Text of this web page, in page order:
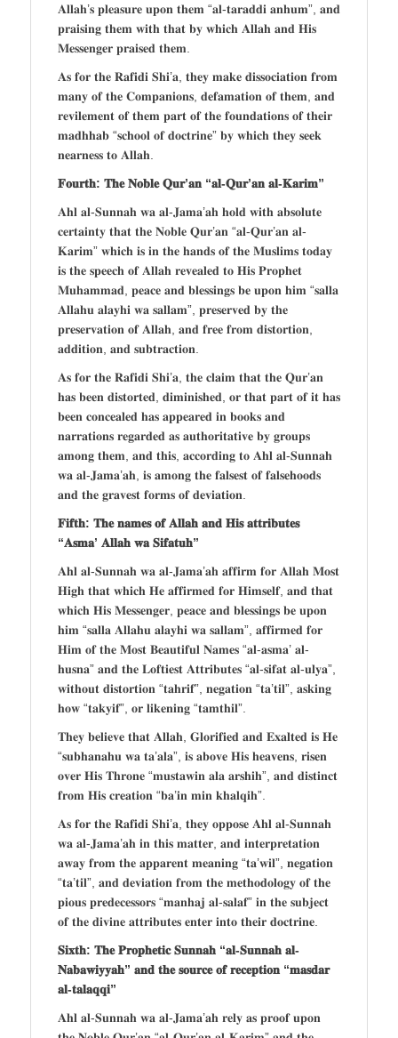
𝐀𝐥𝐥𝐚𝐡’𝐬 𝐩𝐥𝐞𝐚𝐬𝐮𝐫𝐞 𝐮𝐩𝐨𝐧 𝐭𝐡𝐞𝐦 “𝐚𝐥-𝐭𝐚𝐫𝐚𝐝𝐝𝐢 𝐚𝐧𝐡𝐮𝐦”, 𝐚𝐧𝐝
𝐩𝐫𝐚𝐢𝐬𝐢𝐧𝐠 𝐭𝐡𝐞𝐦 𝐰𝐢𝐭𝐡 𝐭𝐡𝐚𝐭 𝐛𝐲 𝐰𝐡𝐢𝐜𝐡 𝐀𝐥𝐥𝐚𝐡 𝐚𝐧𝐝 𝐇𝐢𝐬
𝐌𝐞𝐬𝐬𝐞𝐧𝐠𝐞𝐫 𝐩𝐫𝐚𝐢𝐬𝐞𝐝 𝐭𝐡𝐞𝐦.
𝐀𝐬 𝐟𝐨𝐫 𝐭𝐡𝐞 𝐑𝐚𝐟𝐢𝐝𝐢 𝐒𝐡𝐢’𝐚, 𝐭𝐡𝐞𝐲 𝐦𝐚𝐤𝐞 𝐝𝐢𝐬𝐬𝐨𝐜𝐢𝐚𝐭𝐢𝐨𝐧 𝐟𝐫𝐨𝐦
𝐦𝐚𝐧𝐲 𝐨𝐟 𝐭𝐡𝐞 𝐂𝐨𝐦𝐩𝐚𝐧𝐢𝐨𝐧𝐬, 𝐝𝐞𝐟𝐚𝐦𝐚𝐭𝐢𝐨𝐧 𝐨𝐟 𝐭𝐡𝐞𝐦, 𝐚𝐧𝐝
𝐫𝐞𝐯𝐢𝐥𝐞𝐦𝐞𝐧𝐭 𝐨𝐟 𝐭𝐡𝐞𝐦 𝐩𝐚𝐫𝐭 𝐨𝐟 𝐭𝐡𝐞 𝐟𝐨𝐮𝐧𝐝𝐚𝐭𝐢𝐨𝐧𝐬 𝐨𝐟 𝐭𝐡𝐞𝐢𝐫
𝐦𝐚𝐝𝐡𝐡𝐚𝐛 “𝐬𝐜𝐡𝐨𝐨𝐥 𝐨𝐟 𝐝𝐨𝐜𝐭𝐫𝐢𝐧𝐞” 𝐛𝐲 𝐰𝐡𝐢𝐜𝐡 𝐭𝐡𝐞𝐲 𝐬𝐞𝐞𝐤
𝐧𝐞𝐚𝐫𝐧𝐞𝐬𝐬 𝐭𝐨 𝐀𝐥𝐥𝐚𝐡.
𝐅𝐨𝐮𝐫𝐭𝐡: 𝐓𝐡𝐞 𝐍𝐨𝐛𝐥𝐞 𝐐𝐮𝐫’𝐚𝐧 “𝐚𝐥-𝐐𝐮𝐫’𝐚𝐧 𝐚𝐥-𝐊𝐚𝐫𝐢𝐦”
𝐀𝐡𝐥 𝐚𝐥-𝐒𝐮𝐧𝐧𝐚𝐡 𝐰𝐚 𝐚𝐥-𝐉𝐚𝐦𝐚’𝐚𝐡 𝐡𝐨𝐥𝐝 𝐰𝐢𝐭𝐡 𝐚𝐛𝐬𝐨𝐥𝐮𝐭𝐞
𝐜𝐞𝐫𝐭𝐚𝐢𝐧𝐭𝐲 𝐭𝐡𝐚𝐭 𝐭𝐡𝐞 𝐍𝐨𝐛𝐥𝐞 𝐐𝐮𝐫’𝐚𝐧 “𝐚𝐥-𝐐𝐮𝐫’𝐚𝐧 𝐚𝐥-
𝐊𝐚𝐫𝐢𝐦” 𝐰𝐡𝐢𝐜𝐡 𝐢𝐬 𝐢𝐧 𝐭𝐡𝐞 𝐡𝐚𝐧𝐝𝐬 𝐨𝐟 𝐭𝐡𝐞 𝐌𝐮𝐬𝐥𝐢𝐦𝐬 𝐭𝐨𝐝𝐚𝐲
𝐢𝐬 𝐭𝐡𝐞 𝐬𝐩𝐞𝐞𝐜𝐡 𝐨𝐟 𝐀𝐥𝐥𝐚𝐡 𝐫𝐞𝐯𝐞𝐚𝐥𝐞𝐝 𝐭𝐨 𝐇𝐢𝐬 𝐏𝐫𝐨𝐩𝐡𝐞𝐭
𝐌𝐮𝐡𝐚𝐦𝐦𝐚𝐝, 𝐩𝐞𝐚𝐜𝐞 𝐚𝐧𝐝 𝐛𝐥𝐞𝐬𝐬𝐢𝐧𝐠𝐬 𝐛𝐞 𝐮𝐩𝐨𝐧 𝐡𝐢𝐦 “𝐬𝐚𝐥𝐥𝐚
𝐀𝐥𝐥𝐚𝐡𝐮 𝐚𝐥𝐚𝐲𝐡𝐢 𝐰𝐚 𝐬𝐚𝐥𝐥𝐚𝐦”, 𝐩𝐫𝐞𝐬𝐞𝐫𝐯𝐞𝐝 𝐛𝐲 𝐭𝐡𝐞
𝐩𝐫𝐞𝐬𝐞𝐫𝐯𝐚𝐭𝐢𝐨𝐧 𝐨𝐟 𝐀𝐥𝐥𝐚𝐡, 𝐚𝐧𝐝 𝐟𝐫𝐞𝐞 𝐟𝐫𝐨𝐦 𝐝𝐢𝐬𝐭𝐨𝐫𝐭𝐢𝐨𝐧,
𝐚𝐝𝐝𝐢𝐭𝐢𝐨𝐧, 𝐚𝐧𝐝 𝐬𝐮𝐛𝐭𝐫𝐚𝐜𝐭𝐢𝐨𝐧.
𝐀𝐬 𝐟𝐨𝐫 𝐭𝐡𝐞 𝐑𝐚𝐟𝐢𝐝𝐢 𝐒𝐡𝐢’𝐚, 𝐭𝐡𝐞 𝐜𝐥𝐚𝐢𝐦 𝐭𝐡𝐚𝐭 𝐭𝐡𝐞 𝐐𝐮𝐫’𝐚𝐧
𝐡𝐚𝐬 𝐛𝐞𝐞𝐧 𝐝𝐢𝐬𝐭𝐨𝐫𝐭𝐞𝐝, 𝐝𝐢𝐦𝐢𝐧𝐢𝐬𝐡𝐞𝐝, 𝐨𝐫 𝐭𝐡𝐚𝐭 𝐩𝐚𝐫𝐭 𝐨𝐟 𝐢𝐭 𝐡𝐚𝐬
𝐛𝐞𝐞𝐧 𝐜𝐨𝐧𝐜𝐞𝐚𝐥𝐞𝐝 𝐡𝐚𝐬 𝐚𝐩𝐩𝐞𝐚𝐫𝐞𝐝 𝐢𝐧 𝐛𝐨𝐨𝐤𝐬 𝐚𝐧𝐝
𝐧𝐚𝐫𝐫𝐚𝐭𝐢𝐨𝐧𝐬 𝐫𝐞𝐠𝐚𝐫𝐝𝐞𝐝 𝐚𝐬 𝐚𝐮𝐭𝐡𝐨𝐫𝐢𝐭𝐚𝐭𝐢𝐯𝐞 𝐛𝐲 𝐠𝐫𝐨𝐮𝐩𝐬
𝐚𝐦𝐨𝐧𝐠 𝐭𝐡𝐞𝐦, 𝐚𝐧𝐝 𝐭𝐡𝐢𝐬, 𝐚𝐜𝐜𝐨𝐫𝐝𝐢𝐧𝐠 𝐭𝐨 𝐀𝐡𝐥 𝐚𝐥-𝐒𝐮𝐧𝐧𝐚𝐡
𝐰𝐚 𝐚𝐥-𝐉𝐚𝐦𝐚’𝐚𝐡, 𝐢𝐬 𝐚𝐦𝐨𝐧𝐠 𝐭𝐡𝐞 𝐟𝐚𝐥𝐬𝐞𝐬𝐭 𝐨𝐟 𝐟𝐚𝐥𝐬𝐞𝐡𝐨𝐨𝐝𝐬
𝐚𝐧𝐝 𝐭𝐡𝐞 𝐠𝐫𝐚𝐯𝐞𝐬𝐭 𝐟𝐨𝐫𝐦𝐬 𝐨𝐟 𝐝𝐞𝐯𝐢𝐚𝐭𝐢𝐨𝐧.
𝐅𝐢𝐟𝐭𝐡: 𝐓𝐡𝐞 𝐧𝐚𝐦𝐞𝐬 𝐨𝐟 𝐀𝐥𝐥𝐚𝐡 𝐚𝐧𝐝 𝐇𝐢𝐬 𝐚𝐭𝐭𝐫𝐢𝐛𝐮𝐭𝐞𝐬
“𝐀𝐬𝐦𝐚’ 𝐀𝐥𝐥𝐚𝐡 𝐰𝐚 𝐒𝐢𝐟𝐚𝐭𝐮𝐡”
𝐀𝐡𝐥 𝐚𝐥-𝐒𝐮𝐧𝐧𝐚𝐡 𝐰𝐚 𝐚𝐥-𝐉𝐚𝐦𝐚’𝐚𝐡 𝐚𝐟𝐟𝐢𝐫𝐦 𝐟𝐨𝐫 𝐀𝐥𝐥𝐚𝐡 𝐌𝐨𝐬𝐭
𝐇𝐢𝐠𝐡 𝐭𝐡𝐚𝐭 𝐰𝐡𝐢𝐜𝐡 𝐇𝐞 𝐚𝐟𝐟𝐢𝐫𝐦𝐞𝐝 𝐟𝐨𝐫 𝐇𝐢𝐦𝐬𝐞𝐥𝐟, 𝐚𝐧𝐝 𝐭𝐡𝐚𝐭
𝐰𝐡𝐢𝐜𝐡 𝐇𝐢𝐬 𝐌𝐞𝐬𝐬𝐞𝐧𝐠𝐞𝐫, 𝐩𝐞𝐚𝐜𝐞 𝐚𝐧𝐝 𝐛𝐥𝐞𝐬𝐬𝐢𝐧𝐠𝐬 𝐛𝐞 𝐮𝐩𝐨𝐧
𝐡𝐢𝐦 “𝐬𝐚𝐥𝐥𝐚 𝐀𝐥𝐥𝐚𝐡𝐮 𝐚𝐥𝐚𝐲𝐡𝐢 𝐰𝐚 𝐬𝐚𝐥𝐥𝐚𝐦”, 𝐚𝐟𝐟𝐢𝐫𝐦𝐞𝐝 𝐟𝐨𝐫
𝐇𝐢𝐦 𝐨𝐟 𝐭𝐡𝐞 𝐌𝐨𝐬𝐭 𝐁𝐞𝐚𝐮𝐭𝐢𝐟𝐮𝐥 𝐍𝐚𝐦𝐞𝐬 “𝐚𝐥-𝐚𝐬𝐦𝐚’ 𝐚𝐥-
𝐡𝐮𝐬𝐧𝐚” 𝐚𝐧𝐝 𝐭𝐡𝐞 𝐋𝐨𝐟𝐭𝐢𝐞𝐬𝐭 𝐀𝐭𝐭𝐫𝐢𝐛𝐮𝐭𝐞𝐬 “𝐚𝐥-𝐬𝐢𝐟𝐚𝐭 𝐚𝐥-𝐮𝐥𝐲𝐚”,
𝐰𝐢𝐭𝐡𝐨𝐮𝐭 𝐝𝐢𝐬𝐭𝐨𝐫𝐭𝐢𝐨𝐧 “𝐭𝐚𝐡𝐫𝐢𝐟”, 𝐧𝐞𝐠𝐚𝐭𝐢𝐨𝐧 “𝐭𝐚’𝐭𝐢𝐥”, 𝐚𝐬𝐤𝐢𝐧𝐠
𝐡𝐨𝐰 “𝐭𝐚𝐤𝐲𝐢𝐟”, 𝐨𝐫 𝐥𝐢𝐤𝐞𝐧𝐢𝐧𝐠 “𝐭𝐚𝐦𝐭𝐡𝐢𝐥”.
𝐓𝐡𝐞𝐲 𝐛𝐞𝐥𝐢𝐞𝐯𝐞 𝐭𝐡𝐚𝐭 𝐀𝐥𝐥𝐚𝐡, 𝐆𝐥𝐨𝐫𝐢𝐟𝐢𝐞𝐝 𝐚𝐧𝐝 𝐄𝐱𝐚𝐥𝐭𝐞𝐝 𝐢𝐬 𝐇𝐞
“𝐬𝐮𝐛𝐡𝐚𝐧𝐚𝐡𝐮 𝐰𝐚 𝐭𝐚’𝐚𝐥𝐚”, 𝐢𝐬 𝐚𝐛𝐨𝐯𝐞 𝐇𝐢𝐬 𝐡𝐞𝐚𝐯𝐞𝐧𝐬, 𝐫𝐢𝐬𝐞𝐧
𝐨𝐯𝐞𝐫 𝐇𝐢𝐬 𝐓𝐡𝐫𝐨𝐧𝐞 “𝐦𝐮𝐬𝐭𝐚𝐰𝐢𝐧 𝐚𝐥𝐚 𝐚𝐫𝐬𝐡𝐢𝐡”, 𝐚𝐧𝐝 𝐝𝐢𝐬𝐭𝐢𝐧𝐜𝐭
𝐟𝐫𝐨𝐦 𝐇𝐢𝐬 𝐜𝐫𝐞𝐚𝐭𝐢𝐨𝐧 “𝐛𝐚’𝐢𝐧 𝐦𝐢𝐧 𝐤𝐡𝐚𝐥𝐪𝐢𝐡”.
𝐀𝐬 𝐟𝐨𝐫 𝐭𝐡𝐞 𝐑𝐚𝐟𝐢𝐝𝐢 𝐒𝐡𝐢’𝐚, 𝐭𝐡𝐞𝐲 𝐨𝐩𝐩𝐨𝐬𝐞 𝐀𝐡𝐥 𝐚𝐥-𝐒𝐮𝐧𝐧𝐚𝐡
𝐰𝐚 𝐚𝐥-𝐉𝐚𝐦𝐚’𝐚𝐡 𝐢𝐧 𝐭𝐡𝐢𝐬 𝐦𝐚𝐭𝐭𝐞𝐫, 𝐚𝐧𝐝 𝐢𝐧𝐭𝐞𝐫𝐩𝐫𝐞𝐭𝐚𝐭𝐢𝐨𝐧
𝐚𝐰𝐚𝐲 𝐟𝐫𝐨𝐦 𝐭𝐡𝐞 𝐚𝐩𝐩𝐚𝐫𝐞𝐧𝐭 𝐦𝐞𝐚𝐧𝐢𝐧𝐠 “𝐭𝐚’𝐰𝐢𝐥”, 𝐧𝐞𝐠𝐚𝐭𝐢𝐨𝐧
“𝐭𝐚’𝐭𝐢𝐥”, 𝐚𝐧𝐝 𝐝𝐞𝐯𝐢𝐚𝐭𝐢𝐨𝐧 𝐟𝐫𝐨𝐦 𝐭𝐡𝐞 𝐦𝐞𝐭𝐡𝐨𝐝𝐨𝐥𝐨𝐠𝐲 𝐨𝐟 𝐭𝐡𝐞
𝐩𝐢𝐨𝐮𝐬 𝐩𝐫𝐞𝐝𝐞𝐜𝐞𝐬𝐬𝐨𝐫𝐬 “𝐦𝐚𝐧𝐡𝐚𝐣 𝐚𝐥-𝐬𝐚𝐥𝐚𝐟” 𝐢𝐧 𝐭𝐡𝐞 𝐬𝐮𝐛𝐣𝐞𝐜𝐭
𝐨𝐟 𝐭𝐡𝐞 𝐝𝐢𝐯𝐢𝐧𝐞 𝐚𝐭𝐭𝐫𝐢𝐛𝐮𝐭𝐞𝐬 𝐞𝐧𝐭𝐞𝐫 𝐢𝐧𝐭𝐨 𝐭𝐡𝐞𝐢𝐫 𝐝𝐨𝐜𝐭𝐫𝐢𝐧𝐞.
𝐒𝐢𝐱𝐭𝐡: 𝐓𝐡𝐞 𝐏𝐫𝐨𝐩𝐡𝐞𝐭𝐢𝐜 𝐒𝐮𝐧𝐧𝐚𝐡 “𝐚𝐥-𝐒𝐮𝐧𝐧𝐚𝐡 𝐚𝐥-
𝐍𝐚𝐛𝐚𝐰𝐢𝐲𝐲𝐚𝐡” 𝐚𝐧𝐝 𝐭𝐡𝐞 𝐬𝐨𝐮𝐫𝐜𝐞 𝐨𝐟 𝐫𝐞𝐜𝐞𝐩𝐭𝐢𝐨𝐧 “𝐦𝐚𝐬𝐝𝐚𝐫
𝐚𝐥-𝐭𝐚𝐥𝐚𝐪𝐪𝐢”
𝐀𝐡𝐥 𝐚𝐥-𝐒𝐮𝐧𝐧𝐚𝐡 𝐰𝐚 𝐚𝐥-𝐉𝐚𝐦𝐚’𝐚𝐡 𝐫𝐞𝐥𝐲 𝐚𝐬 𝐩𝐫𝐨𝐨𝐟 𝐮𝐩𝐨𝐧